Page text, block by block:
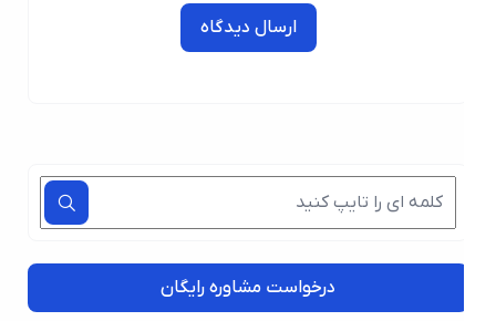
ارسال دیدگاه
درخواست مشاوره رایگان